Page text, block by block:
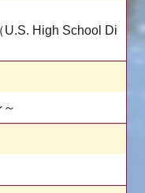
U.S. High School Di